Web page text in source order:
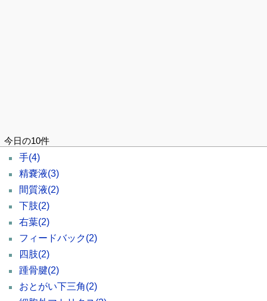
今日の10件
手(4)
精嚢液(3)
間質液(2)
下肢(2)
右葉(2)
フィードバック(2)
四肢(2)
踵骨腱(2)
おとがい下三角(2)